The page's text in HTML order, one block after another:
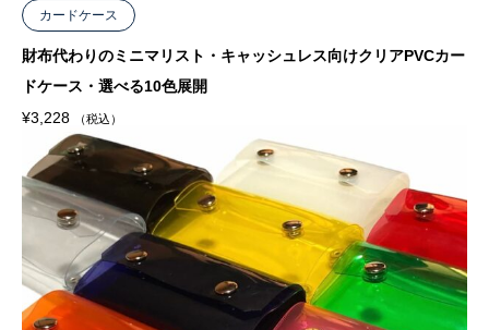
カードケース
財布代わりのミニマリスト・キャッシュレス向けクリアPVCカー
ドケース・選べる10色展開
¥3,228 （税込）